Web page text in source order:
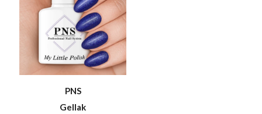
PNS
Gellak